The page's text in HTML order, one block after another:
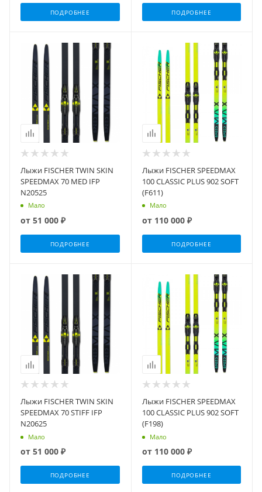
ПОДРОБНЕЕ ПОДРОБНЕЕ
Лыжи FISCHER TWIN SKIN
SPEEDMAX 70 MED IFP
N20525
Мало
от 51 000 ₽
ПОДРОБНЕЕ
Лыжи FISCHER SPEEDMAX
100 CLASSIC PLUS 902 SOFT
(F611)
Мало
от 110 000 ₽
ПОДРОБНЕЕ
Лыжи FISCHER TWIN SKIN
SPEEDMAX 70 STIFF IFP
N20625
Мало
от 51 000 ₽
ПОДРОБНЕЕ
Лыжи FISCHER SPEEDMAX
100 CLASSIC PLUS 902 SOFT
(F198)
Мало
от 110 000 ₽
ПОДРОБНЕЕ